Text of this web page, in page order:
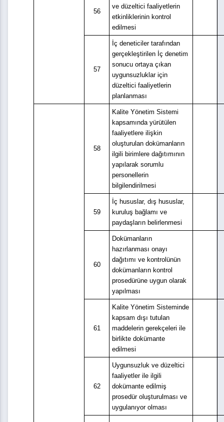
56
ve düzeltici faaliyetlerin
etkinliklerinin kontrol
edilmesi
57
İç deneticiler tarafından
gerçekleştirilen İç denetim
sonucu ortaya çıkan
uygunsuzluklar için
düzeltici faaliyetlerin
planlanması
58
Kalite Yönetim Sistemi
kapsamında yürütülen
faaliyetlere ilişkin
oluşturulan dokümanların
ilgili birimlere dağıtımının
yapılarak sorumlu
personellerin
bilgilendirilmesi
59
İç hususlar, dış hususlar,
kuruluş bağlamı ve
paydaşların belirlenmesi
60
Dokümanların
hazırlanması onayı
dağıtımı ve kontrolünün
dokümanların kontrol
prosedürüne uygun olarak
yapılması
61
Kalite Yönetim Sisteminde
kapsam dışı tutulan
maddelerin gerekçeleri ile
birlikte dokümante
edilmesi
62
Uygunsuzluk ve düzeltici
faaliyetler ile ilgili
dokümante edilmiş
prosedür oluşturulması ve
uygulanıyor olması